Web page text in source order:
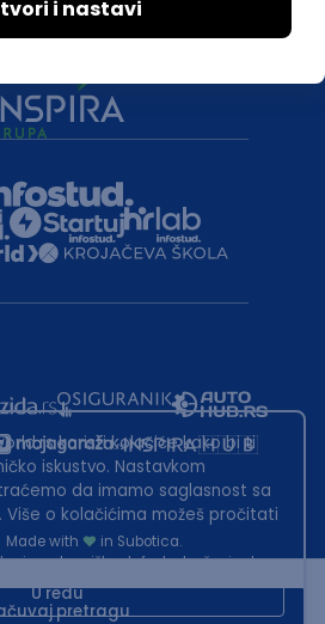
pretragu
Made with
in Subotica.
je u vlasništvu Infostud rešenja d.o.o.
and the GooglePrivacy Policyand
koristi kolačiće kako bi ti
iskustvo. Nastavkom
da imamo saglasnost sa
Više o kolačićima možeš pročitati
U redu